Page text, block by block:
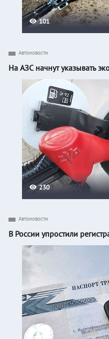
101
230
Автоновости
На АЗС начнут указывать
Автоновости
В России упростили